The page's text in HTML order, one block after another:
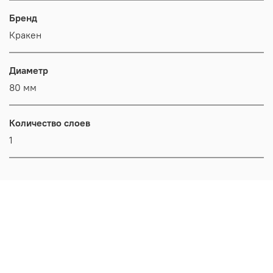
Бренд
Кракен
Диаметр
80 мм
Количество слоев
1